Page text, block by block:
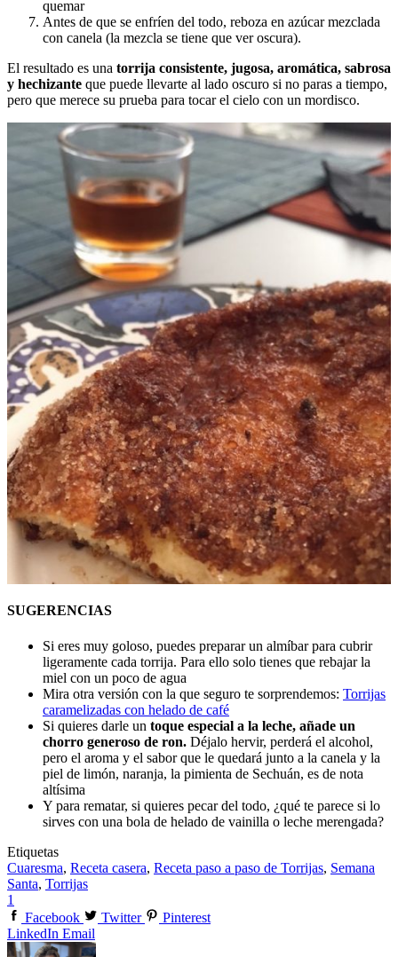
quemar
Antes de que se enfríen del todo, reboza en azúcar mezclada
con canela (la mezcla se tiene que ver oscura).
El resultado es una torrija consistente, jugosa, aromática, sabrosa
y hechizante que puede llevarte al lado oscuro si no paras a tiempo,
pero que merece su prueba para tocar el cielo con un mordisco.
SUGERENCIAS
Si eres muy goloso, puedes preparar un almíbar para cubrir
ligeramente cada torrija. Para ello solo tienes que rebajar la
miel con un poco de agua
Mira otra versión con la que seguro te sorprendemos: Torrijas
caramelizadas con helado de café
Si quieres darle un toque especial a la leche, añade un
chorro generoso de ron. Déjalo hervir, perderá el alcohol,
pero el aroma y el sabor que le quedará junto a la canela y la
piel de limón, naranja, la pimienta de Sechuán, es de nota
altísima
Y para rematar, si quieres pecar del todo, ¿qué te parece si lo
sirves con una bola de helado de vainilla o leche merengada?
Etiquetas
Cuaresma, Receta casera, Receta paso a paso de Torrijas, Semana
Santa, Torrijas
1
Facebook
Twitter
Pinterest
LinkedIn Email